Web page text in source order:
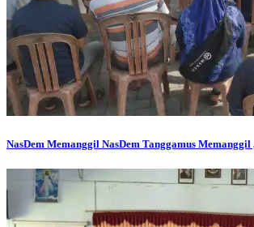
NasDem Memanggil NasDem Tanggamus